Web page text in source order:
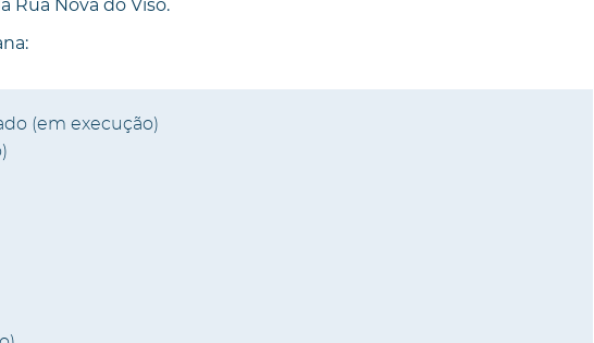
Rua Nova do Viso.
(em execução)